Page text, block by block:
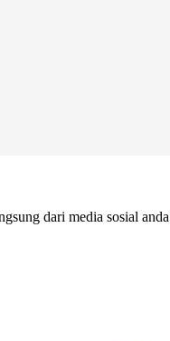
dari media sosial anda